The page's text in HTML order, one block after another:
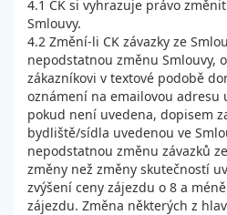
4.1 CK si vyhrazuje právo
Smlouvy.
4.2 Změní-li CK závazky ze
nepodstatnou změnu Smlouvy,
zákazníkovi v textové podobě
oznámení na emailovou adresu
pokud není uvedena, dopisem
bydliště/sídla uvedenou ve
nepodstatnou změnu závazků
změny než změny skutečností
zvýšení ceny zájezdu o 8 a
zájezdu. Změna některých z